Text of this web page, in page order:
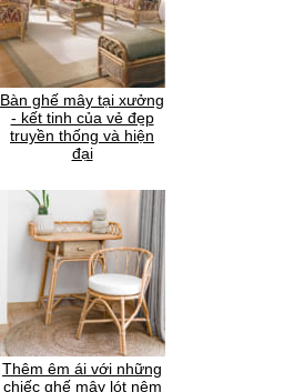
Bàn ghế mây tại xưởng
- kết tinh của vẻ đẹp
truyền thống và hiện
đại
Thêm êm ái với những
chiếc ghế mây lót nệm